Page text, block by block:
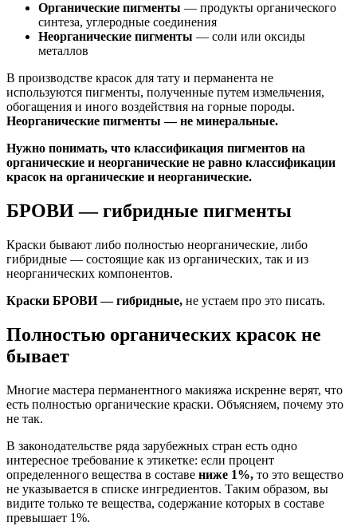
Органические пигменты — продукты органического
синтеза, углеродные соединения
Неорганические пигменты — соли или оксиды
металлов
В производстве красок для тату и перманента не
используются пигменты, полученные путем измельчения,
обогащения и иного воздействия на горные породы.
Неорганические пигменты — не минеральные.
Нужно понимать, что классификация пигментов на
органические и неорганические не равно классификации
красок на органические и неорганические.
БРОВИ — гибридные пигменты
Краски бывают либо полностью неорганические, либо
гибридные — состоящие как из органических, так и из
неорганических компонентов.
Краски БРОВИ — гибридные, не устаем про это писать.
Полностью органических красок не
бывает
Многие мастера перманентного макияжа искренне верят, что
есть полностью органические краски. Объясняем, почему это
не так.
В законодательстве ряда зарубежных стран есть одно
интересное требование к этикетке: если процент
определенного вещества в составе ниже 1%, то это вещество
не указывается в списке ингредиентов. Таким образом, вы
видите только те вещества, содержание которых в составе
превышает 1%.